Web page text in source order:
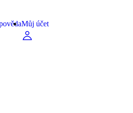
Můj účet